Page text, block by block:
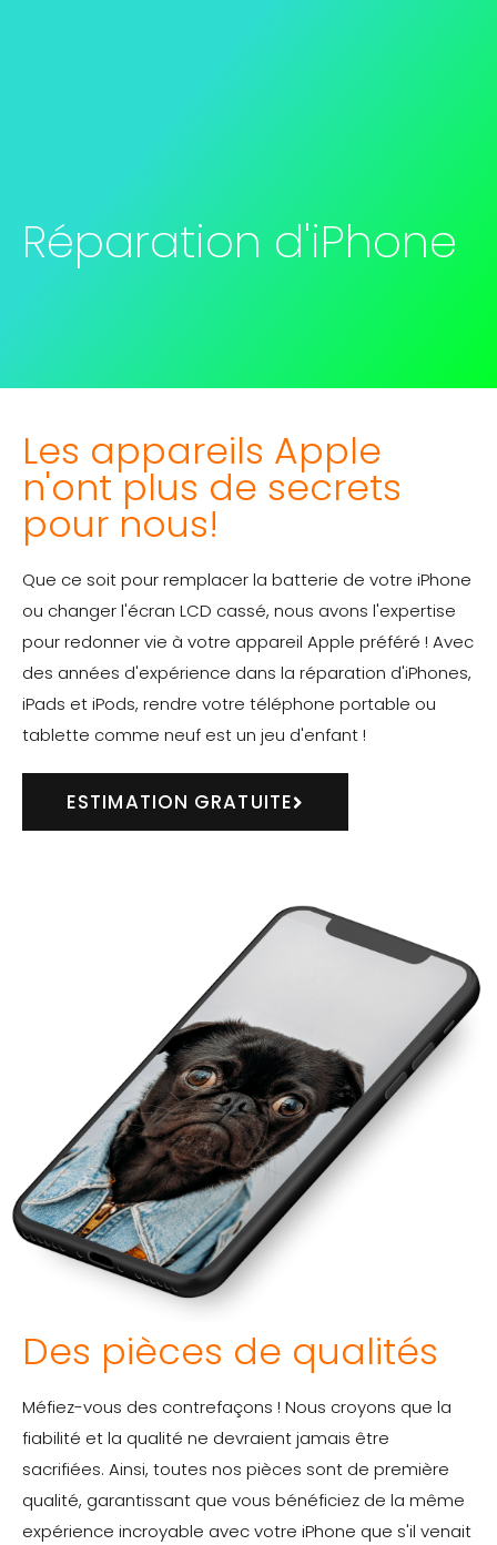
Réparation d'iPhone
Les appareils Apple
n'ont plus de secrets
pour nous!
Que ce soit pour remplacer la batterie de votre iPhone
ou changer l'écran LCD cassé, nous avons l'expertise
pour redonner vie à votre appareil Apple préféré ! Avec
des années d'expérience dans la réparation d'iPhones,
iPads et iPods, rendre votre téléphone portable ou
tablette comme neuf est un jeu d'enfant !
ESTIMATION GRATUITE
Des pièces de qualités
Méfiez-vous des contrefaçons ! Nous croyons que la
fiabilité et la qualité ne devraient jamais être
sacrifiées. Ainsi, toutes nos pièces sont de première
qualité, garantissant que vous bénéficiez de la même
expérience incroyable avec votre iPhone que s'il venait